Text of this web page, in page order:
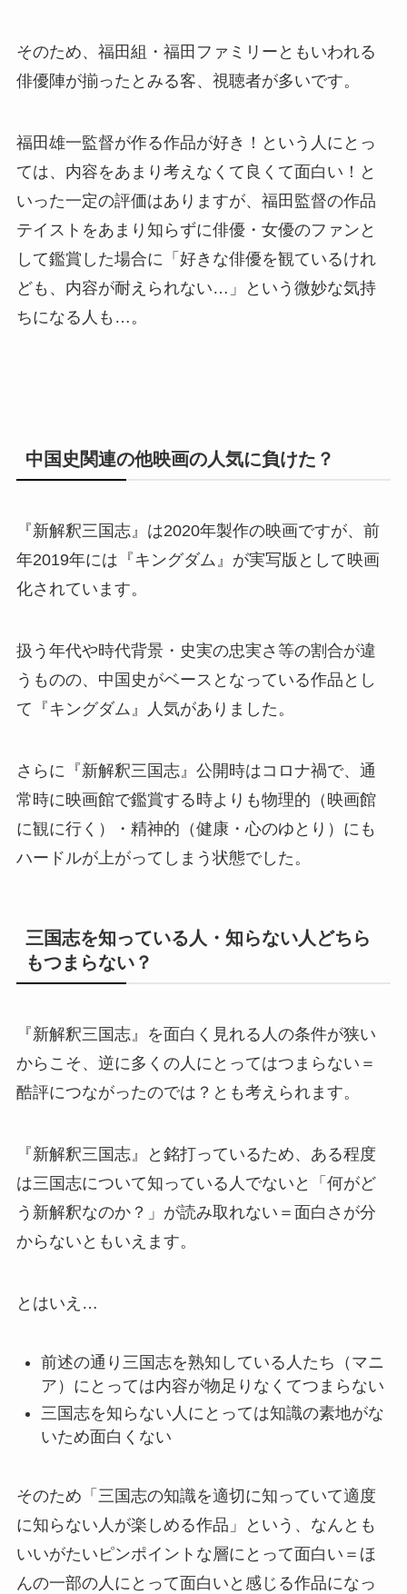
そのため、福田組・福田ファミリーともいわれる
俳優陣が揃ったとみる客、視聴者が多いです。
福田雄一監督が作る作品が好き！という人にとっ
ては、内容をあまり考えなくて良くて面白い！と
いった一定の評価はありますが、福田監督の作品
テイストをあまり知らずに俳優・女優のファンと
して鑑賞した場合に「好きな俳優を観ているけれ
ども、内容が耐えられない…」という微妙な気持
ちになる人も…。
中国史関連の他映画の人気に負けた？
『新解釈三国志』は2020年製作の映画ですが、前
年2019年には『キングダム』が実写版として映画
化されています。
扱う年代や時代背景・史実の忠実さ等の割合が違
うものの、中国史がベースとなっている作品とし
て『キングダム』人気がありました。
さらに『新解釈三国志』公開時はコロナ禍で、通
常時に映画館で鑑賞する時よりも物理的（映画館
に観に行く）・精神的（健康・心のゆとり）にも
ハードルが上がってしまう状態でした。
三国志を知っている人・知らない人どちら
もつまらない？
『新解釈三国志』を面白く見れる人の条件が狭い
からこそ、逆に多くの人にとってはつまらない＝
酷評につながったのでは？とも考えられます。
『新解釈三国志』と銘打っているため、ある程度
は三国志について知っている人でないと「何がど
う新解釈なのか？」が読み取れない＝面白さが分
からないともいえます。
とはいえ…
前述の通り三国志を熟知している人たち（マニ
ア）にとっては内容が物足りなくてつまらない
三国志を知らない人にとっては知識の素地がな
いため面白くない
そのため「三国志の知識を適切に知っていて適度
に知らない人が楽しめる作品」という、なんとも
いいがたいピンポイントな層にとって面白い＝ほ
んの一部の人にとって面白いと感じる作品になっ